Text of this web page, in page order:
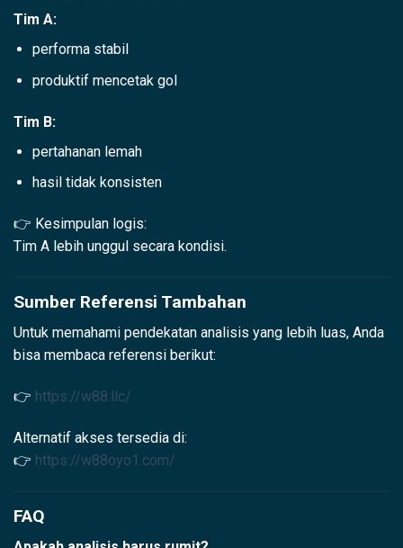
Tim A:
performa stabil
produktif mencetak gol
Tim B:
pertahanan lemah
hasil tidak konsisten
👉 Kesimpulan logis:
Tim A lebih unggul secara kondisi.
Sumber Referensi Tambahan
Untuk memahami pendekatan analisis yang lebih luas, Anda
bisa membaca referensi berikut:
👉 https://w88.llc/
Alternatif akses tersedia di:
👉 https://w88oyo1.com/
FAQ